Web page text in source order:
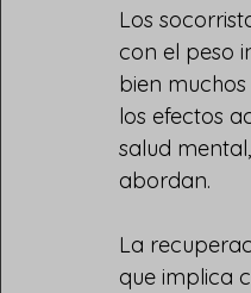
Los
con el peso
bien
los efectos
salud
abordan.
La
que implica